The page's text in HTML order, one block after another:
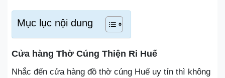
Mục lục nội dung
Cửa hàng Thờ Cúng Thiện Ri Huế
Nhắc đến cửa hàng đồ thờ cúng Huế uy tín thì không